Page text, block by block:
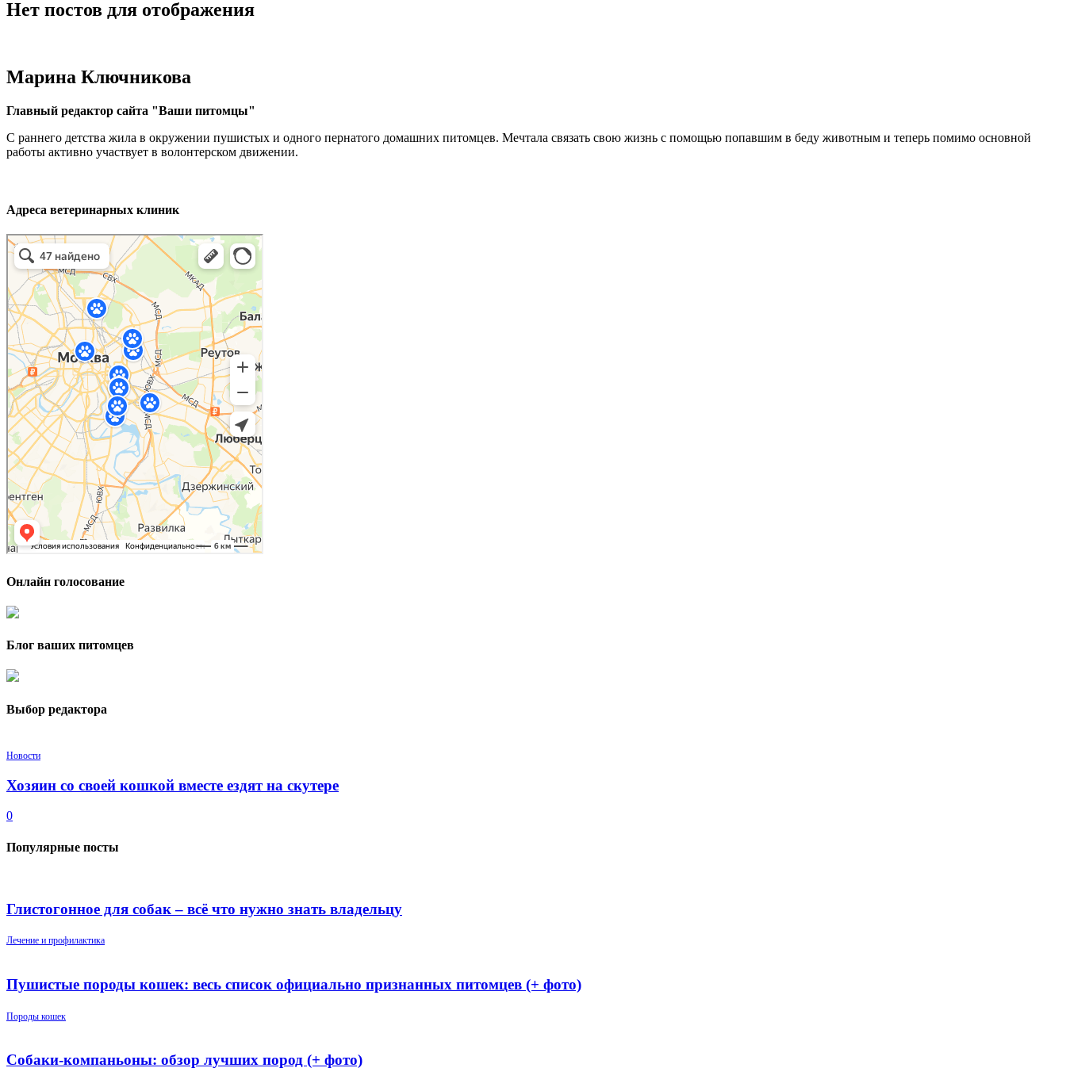
Нет постов для отображения
Марина Ключникова
Главный редактор сайта "Ваши питомцы"
С раннего детства жила в окружении пушистых и одного пернатого домашних питомцев. Мечтала связать свою жизнь с помощью попавшим в беду животным и теперь помимо основной
работы активно участвует в волонтерском движении.
Адреса ветеринарных клиник
Онлайн голосование
Блог ваших питомцев
Выбор редактора
Новости
Хозяин со своей кошкой вместе ездят на скутере
0
Популярные посты
Глистогонное для собак – всё что нужно знать владельцу
Лечение и профилактика
Пушистые породы кошек: весь список официально признанных питомцев (+ фото)
Породы кошек
Собаки-компаньоны: обзор лучших пород (+ фото)